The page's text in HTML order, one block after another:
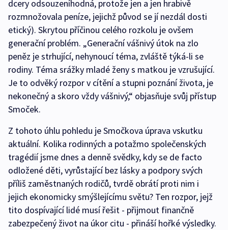
dcery odsouzeníhodná, protože jen a jen hrabivě
rozmnožovala peníze, jejichž původ se jí nezdál dosti
etický). Skrytou příčinou celého rozkolu je ovšem
generační problém. „Generační vášnivý útok na zlo
peněz je strhující, nehynoucí téma, zvláště týká-li se
rodiny. Téma srážky mladé ženy s matkou je vzrušující.
Je to odvěký rozpor v cítění a stupni poznání života, je
nekonečný a skoro vždy vášnivý,“ objasňuje svůj přístup
Smoček.
Z tohoto úhlu pohledu je Smočkova úprava vskutku
aktuální. Kolika rodinných a potažmo společenských
tragédií jsme dnes a denně svědky, kdy se de facto
odložené děti, vyrůstající bez lásky a podpory svých
příliš zaměstnaných rodičů, tvrdě obrátí proti nim i
jejich ekonomicky smýšlejícímu světu? Ten rozpor, jejž
tito dospívající lidé musí řešit - přijmout finančně
zabezpečený život na úkor citu - přináší hořké výsledky.